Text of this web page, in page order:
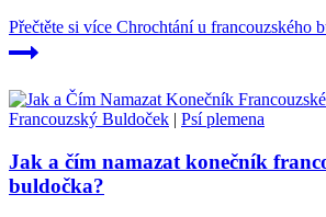
Přečtěte si více Chrochtání u francouzského
Francouzský Buldoček | Psí plemena
Jak a čím namazat konečník
buldočka?